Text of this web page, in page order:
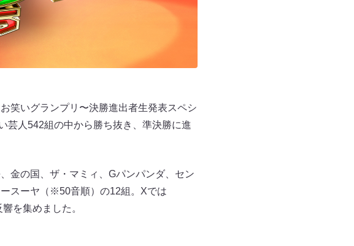
笑いグランプリ〜決勝進出者生発表スペシ
芸人542組の中から勝ち抜き、準決勝に進
金の国、ザ・マミィ、Gパンパンダ、セン
スーヤ（※50音順）の12組。Xでは
を集めました。